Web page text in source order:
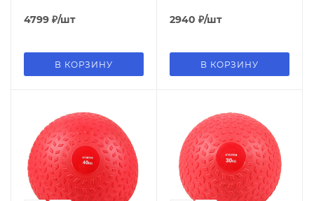
4799 ₽/шт
В КОРЗИНУ
2940 ₽/шт
В КОРЗИНУ